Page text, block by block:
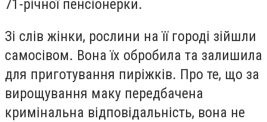
71-річної пенсіонерки.
Зі слів жінки, рослини на її городі зійшли
самосівом. Вона їх обробила та залишила
для приготування пиріжків. Про те, що за
вирощування маку передбачена
кримінальна відповідальність, вона не